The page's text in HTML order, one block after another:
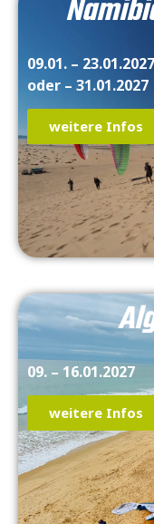
09.01. – 23.01.2027
oder – 31.01.2027
weitere Infos
09. – 16.01.2027
weitere Infos